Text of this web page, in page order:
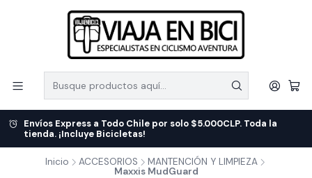
Envíos Express a Todo Chile por solo $5.000CLP. Toda la
tienda. ¡Incluye Bicicletas!
Inicio ACCESORIOS
MANTENCIÓN Y LIMPIEZA
Maxxis MudGuard